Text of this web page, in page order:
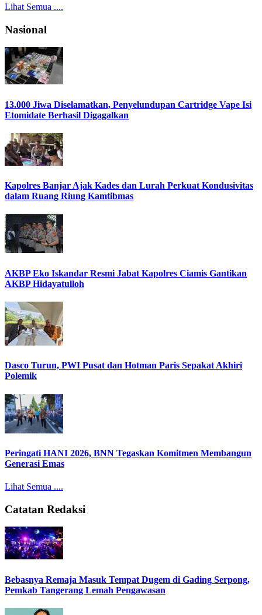
Lihat Semua ....
Nasional
13.000 Jiwa Diselamatkan, Penyelundupan Cartridge Vape Isi
Etomidate Berhasil Digagalkan
Kapolres Banjar Ajak Kades dan Lurah Perkuat Kondusivitas
dalam Ruang Riung Kamtibmas
AKBP Eko Iskandar Resmi Jabat Kapolres Ciamis Gantikan
AKBP Hidayatulloh
Dasco Turun, PWI Pusat dan Hotman Paris Sepakat Akhiri
Polemik
Peringati HANI 2026, BNN Tegaskan Komitmen Membangun
Generasi Emas
Lihat Semua ....
Catatan Redaksi
Bebasnya Remaja Masuk Tempat Dugem di Gading Serpong,
Pemkab Tangerang Lemah Pengawasan